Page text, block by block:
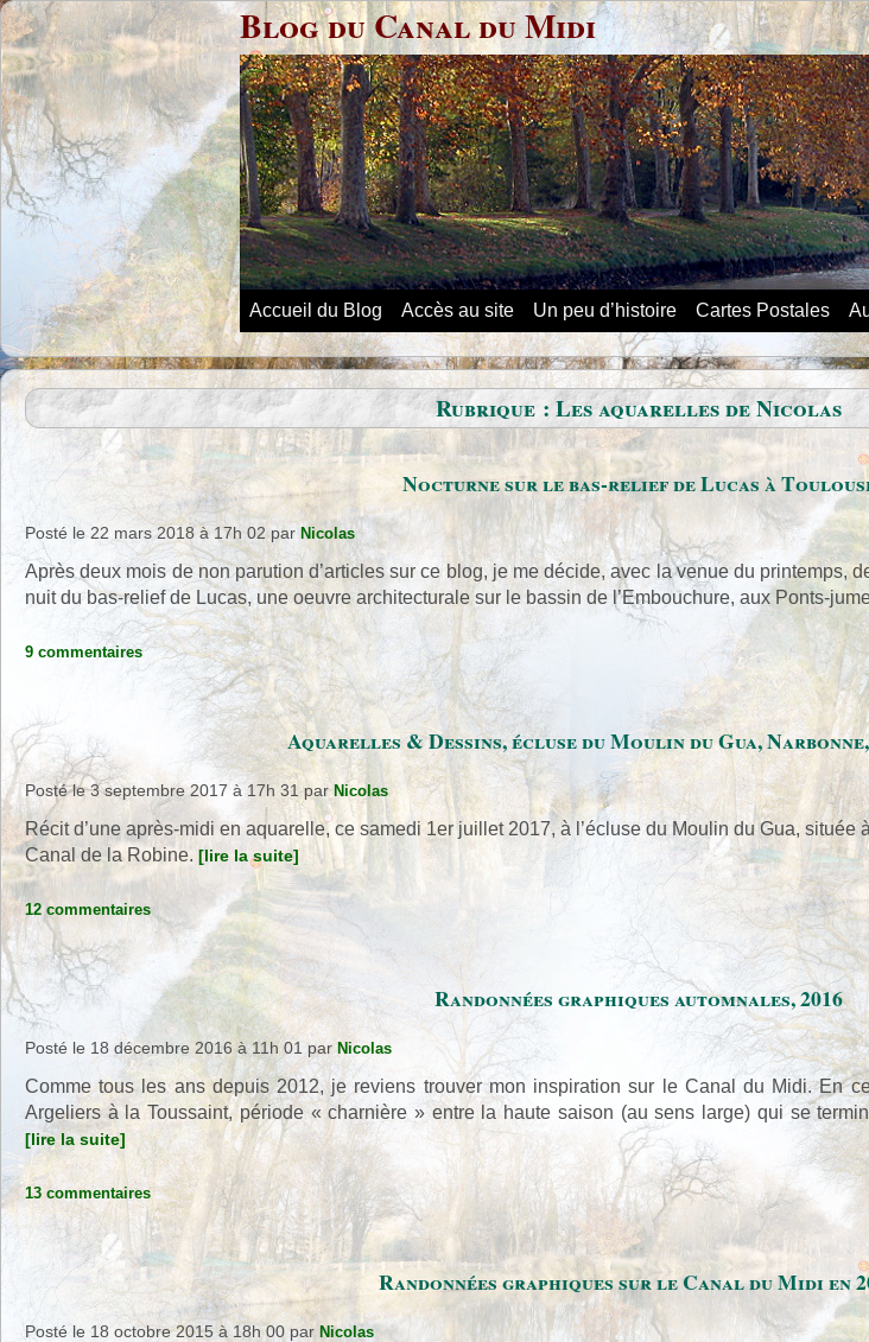
Blog du Canal du Midi
Accueil du Blog Accès au site Un peu d’histoire Cartes Postales
Rubrique : Les aquarelles de Nicolas
Nocturne sur le bas-relief de Lucas à
Posté le 22 mars 2018 à 17h 02par Nicolas
Après deux mois de non parution d’articles sur ce blog, je me décide, avec la venue du printemps,
nuit du bas-relief de Lucas, une oeuvre architecturale sur le bassin de l’Embouchure, aux Ponts-
9 commentaires
Aquarelles & Dessins, écluse du Moulin du Gua,
Posté le 3 septembre 2017 à 17h 31par Nicolas
Récit d’une après-midi en aquarelle, ce samedi 1er juillet 2017, à l’écluse du Moulin du Gua, située
Canal de la Robine. [lire la suite]
12 commentaires
Randonnées graphiques automnales, 2016
Posté le 18 décembre 2016 à 11h 01 par Nicolas
Comme tous les ans depuis 2012, je reviens trouver mon inspiration sur le Canal du Midi. En
Argeliers à la Toussaint, période « charnière » entre la haute saison (au sens large) qui se
[lire la suite]
13 commentaires
Randonnées graphiques sur le Canal du Midi en
Posté le 18 octobre 2015 à 18h 00 par Nicolas